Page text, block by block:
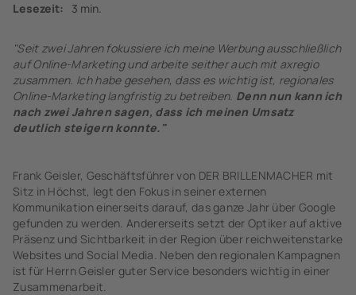
Lesezeit: 3 min.
"Seit zwei Jahren fokussiere ich meine Werbung ausschließlich
auf Online-Marketing und arbeite seither auch mit axregio
zusammen. Ich habe gesehen, dass es wichtig ist, regionales
Online-Marketing langfristig zu betreiben. Denn nun kann ich
nach zwei Jahren sagen, dass ich meinen Umsatz
deutlich steigern konnte."
Frank Geisler, Geschäftsführer von DER BRILLENMACHER mit
Sitz in Höchst, legt den Fokus in seiner externen
Kommunikation einerseits darauf, das ganze Jahr über Google
gefunden zu werden. Andererseits setzt der Optiker auf aktive
Präsenz und Sichtbarkeit in der Region über reichweitenstarke
Websites und Social Media. Neben den regionalen Kampagnen
ist für Herrn Geisler guter Service besonders wichtig in einer
Zusammenarbeit.